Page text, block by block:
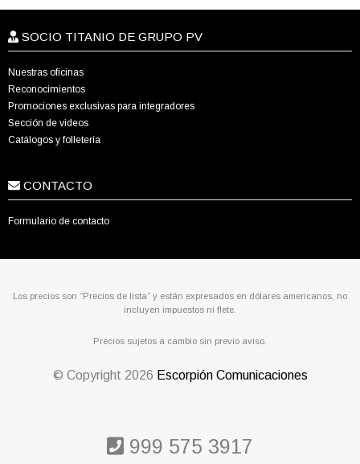
SOCIO TITANIO DE GRUPO PV
Nuestras oficinas
Reconocimientos
Promociones exclusivas para integradores
Sección de videos
Catálogos y folletería
CONTACTO
Formulario de contacto
Los precios son “Precios de lista” y están expresados en dólares americanos, no
incluyen impuestos ni flete.
Precios sujetos a cambio sin previo aviso.
© Copyright 2026 Escorpión Comunicaciones
999 575 3917